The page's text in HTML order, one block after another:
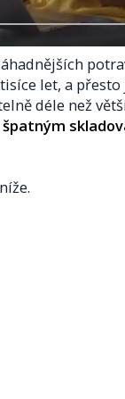
let, a přesto
déle než